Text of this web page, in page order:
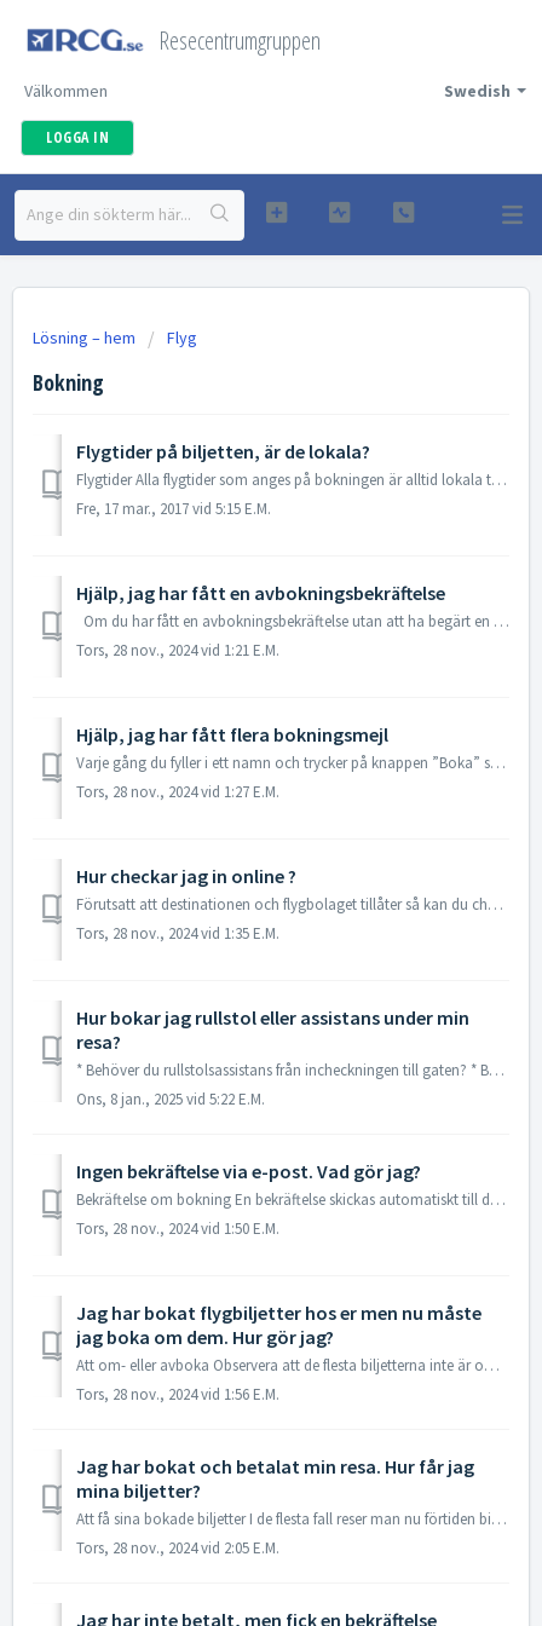
Resecentrumgruppen
Swedish
Välkommen
LOGGA IN
Lösning – hem Flyg
Bokning
Flygtider på biljetten, är de lokala?
Flygtider Alla flygtider som anges på bokningen är alltid lokala tider. ReseCentrumGruppen förmedlar flygbiljetter och kan inte ställas till ansvar för...
Fre, 17 mar., 2017 vid 5:15 E.M.
Hjälp, jag har fått en avbokningsbekräftelse
Om du har fått en avbokningsbekräftelse utan att ha begärt en avbokning, kan det bero på att du har gjort flera bokningsförsök och därför har bokningar s...
Tors, 28 nov., 2024 vid 1:21 E.M.
Hjälp, jag har fått flera bokningsmejl
Varje gång du fyller i ett namn och trycker på knappen ”Boka” så skapas en bokning. Detta görs för att du inte ska gå miste om dina platser under boknings...
Tors, 28 nov., 2024 vid 1:27 E.M.
Hur checkar jag in online ?
Förutsatt att destinationen och flygbolaget tillåter så kan du checka in online 24 timmar innan avgång på flygbolagets hemsida. Vänligen ta en titt på din ...
Tors, 28 nov., 2024 vid 1:35 E.M.
Hur bokar jag rullstol eller assistans under min
resa?
* Behöver du rullstolsassistans från incheckningen till gaten? * Behöver du bärhjälp fram till din plats på flygplanet? * Har du en egen rullstol behöver ...
Ons, 8 jan., 2025 vid 5:22 E.M.
Ingen bekräftelse via e-post. Vad gör jag?
Bekräftelse om bokning En bekräftelse skickas automatiskt till den e-postadress du anger vid bokningstillfället. Om du inte har fått någon bekräftelse ...
Tors, 28 nov., 2024 vid 1:50 E.M.
Jag har bokat flygbiljetter hos er men nu måste
jag boka om dem. Hur gör jag?
Att om- eller avboka Observera att de flesta biljetterna inte är om- eller avbokningsbara. Om du har frågor angående ombokningar ber vi dig skicka e...
Tors, 28 nov., 2024 vid 1:56 E.M.
Jag har bokat och betalat min resa. Hur får jag
mina biljetter?
Att få sina bokade biljetter I de flesta fall reser man nu förtiden biljettlöst, dvs med elektronisk biljett. Du skriver bara ut färdhandlingen som du...
Tors, 28 nov., 2024 vid 2:05 E.M.
Jag har inte betalt, men fick en bekräftelse